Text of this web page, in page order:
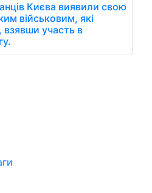
Києва виявили свою
військовим, які
взявши участь в